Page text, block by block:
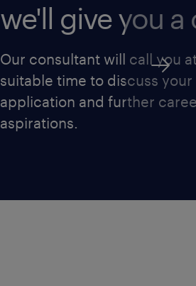
we'll give you a
Our consultant will call you
suitable time to discuss your
application and further
aspirations.